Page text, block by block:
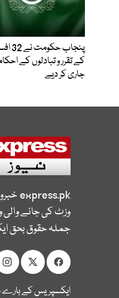
پنجاب
کے تقرر و تبادلوں کے
جاری کر دیے
express.pk
وزٹ کی جانے
جملہ حقوق بحق
ایکسپریس کے بارے